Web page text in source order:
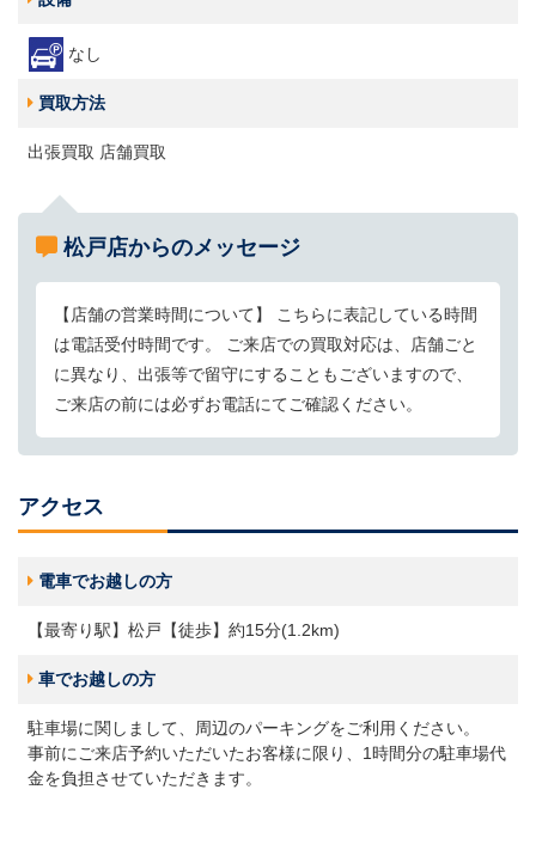
なし
買取方法
出張買取 店舗買取
松戸店からのメッセージ
【店舗の営業時間について】 こちらに表記している時間
は電話受付時間です。 ご来店での買取対応は、店舗ごと
に異なり、出張等で留守にすることもございますので、
ご来店の前には必ずお電話にてご確認ください。
アクセス
電車でお越しの方
【最寄り駅】松戸【徒歩】約15分(1.2km)
車でお越しの方
駐車場に関しまして、周辺のパーキングをご利用ください。
事前にご来店予約いただいたお客様に限り、1時間分の駐車場代
金を負担させていただきます。